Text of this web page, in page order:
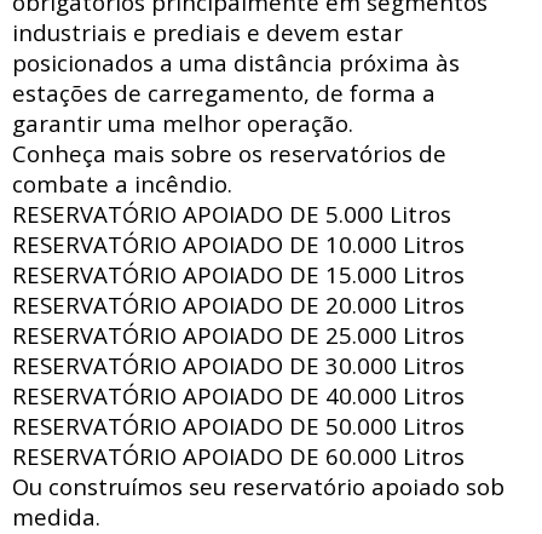
industriais e prediais e devem estar
posicionados a uma distância próxima às
estações de carregamento, de forma a
garantir uma melhor operação.
Conheça mais sobre os reservatórios de
combate a incêndio.
RESERVATÓRIO APOIADO DE 5.000 Litros
RESERVATÓRIO APOIADO DE 10.000 Litros
RESERVATÓRIO APOIADO DE 15.000 Litros
RESERVATÓRIO APOIADO DE 20.000 Litros
RESERVATÓRIO APOIADO DE 25.000 Litros
RESERVATÓRIO APOIADO DE 30.000 Litros
RESERVATÓRIO APOIADO DE 40.000 Litros
RESERVATÓRIO APOIADO DE 50.000 Litros
RESERVATÓRIO APOIADO DE 60.000 Litros
Ou construímos seu reservatório apoiado sob
medida.